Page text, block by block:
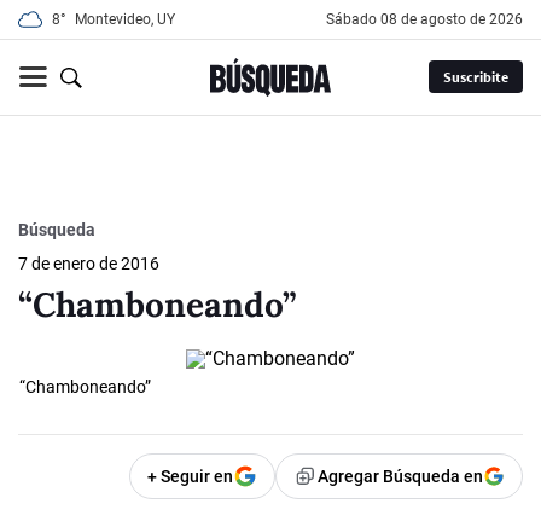
8° Montevideo, UY sábado 08 de agosto de 2026
Suscribite
Búsqueda
7 de enero de 2016
“Chamboneando”
“Chamboneando”
+ Seguir en Agregar Búsqueda en